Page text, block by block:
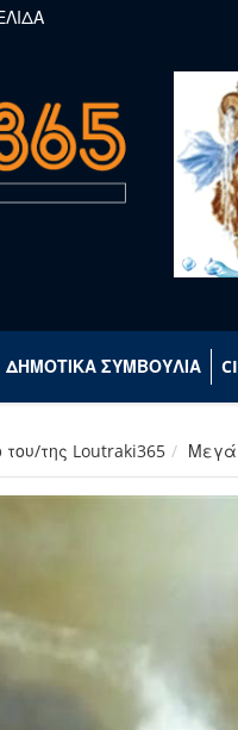
ΔΗΜΟΤΙΚΑ ΣΥΜΒΟΥΛΙΑ
του/της Loutraki365